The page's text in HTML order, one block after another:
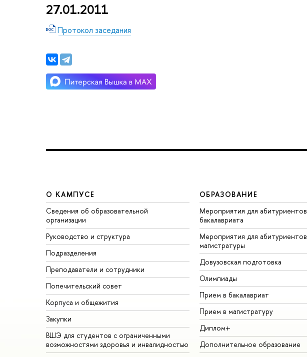
27.01.2011
Протокол заседания
О КАМПУСЕ
Сведения об образовательной
организации
Руководство и структура
Подразделения
Преподаватели и сотрудники
Попечительский совет
Корпуса и общежития
Закупки
ВШЭ для студентов с ограниченными
возможностями здоровья и инвалидностью
ОБРАЗОВАНИЕ
Мероприятия для абитуриентов
бакалавриата
Мероприятия для абитуриентов
магистратуры
Довузовская подготовка
Олимпиады
Прием в бакалавриат
Прием в магистратуру
Диплом+
Дополнительное образование